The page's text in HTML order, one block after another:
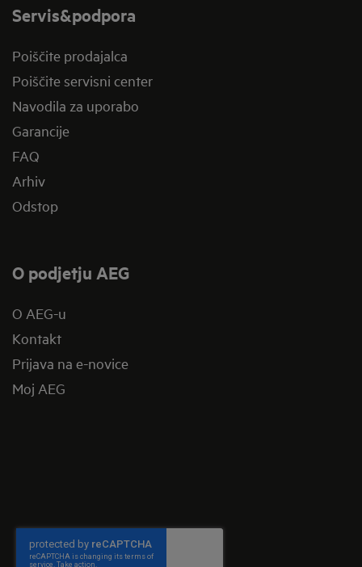
Servis&podpora
Poiščite prodajalca
Poiščite servisni center
Navodila za uporabo
Garancije
FAQ
Arhiv
Odstop
O podjetju AEG
O AEG-u
Kontakt
Prijava na e-novice
Moj AEG